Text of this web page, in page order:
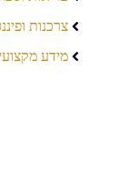
צרכנות
מידע